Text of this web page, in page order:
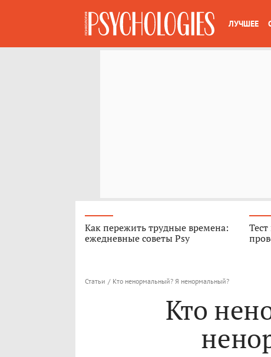
ЛУЧШЕЕ
Как пережить трудные времена:
ежедневные советы Psy
Статьи / Кто ненормальный? Я ненормальный?
Кто